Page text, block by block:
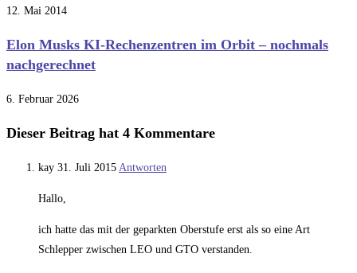
12. Mai 2014
Elon Musks KI-Rechenzentren im Orbit – nochmals
nachgerechnet
6. Februar 2026
Dieser Beitrag hat 4 Kommentare
kay 31. Juli 2015 Antworten
Hallo,
ich hatte das mit der geparkten Oberstufe erst als so eine Art
Schlepper zwischen LEO und GTO verstanden.